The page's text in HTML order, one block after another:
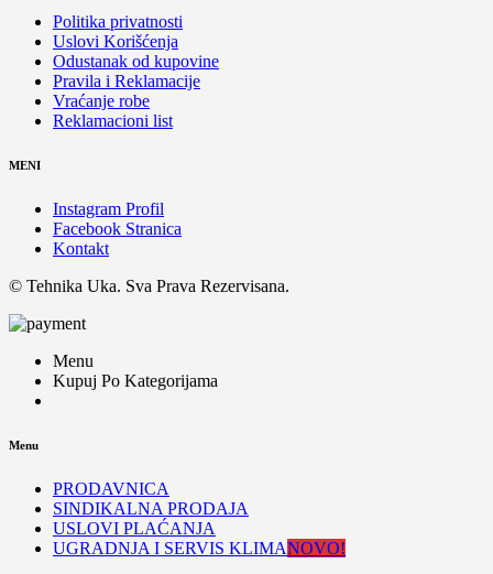
Politika privatnosti
Uslovi Korišćenja
Odustanak od kupovine
Pravila i Reklamacije
Vraćanje robe
Reklamacioni list
MENI
Instagram Profil
Facebook Stranica
Kontakt
© Tehnika Uka. Sva Prava Rezervisana.
Menu
Kupuj Po Kategorijama
Menu
PRODAVNICA
SINDIKALNA PRODAJA
USLOVI PLAĆANJA
UGRADNJA I SERVIS KLIMANOVO!